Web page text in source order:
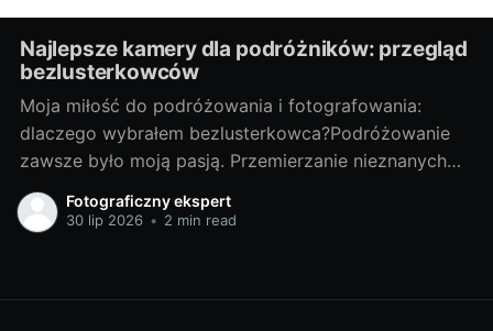
Najlepsze kamery dla podróżników: przegląd
bezlusterkowców
Moja miłość do podróżowania i fotografowania:
dlaczego wybrałem bezlusterkowca?Podróżowanie
zawsze było moją pasją. Przemierzanie nieznanych
terenów, odkrywanie nowych miejsc, spotykanie
ciekawych ludzi - te doświadczenia są dla mnie
uwieczniać. Tak narodziła się moja
Fotograficzny ekspert
30 lip 2026 • 2 min read